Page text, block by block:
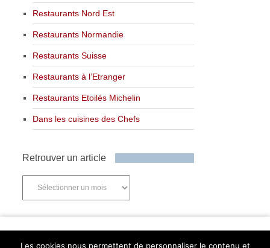
Restaurants Nord Est
Restaurants Normandie
Restaurants Suisse
Restaurants à l’Etranger
Restaurants Etoilés Michelin
Dans les cuisines des Chefs
Retrouver un article
Les cookies nous permettent de personnaliser le contenu et